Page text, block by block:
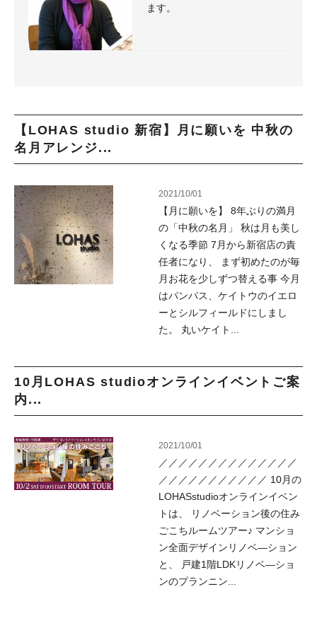
ます。
【LOHAS studio 新宿】月に願いを 中秋の
名月アレンジ...
2021/10/01
【月に願いを】 8年ぶりの満月
の「中秋の名月」 秋は月も美し
くなる季節 7月から新宿店の責
任者になり、 まず初めたのが毎
月お花を少しずつ替える事 今月
はパンパス、ケイトウのイエロ
ーとシルフィールドにしまし
た。 丸いケイト...
10月LOHAS studioオンラインイベントご案
内...
2021/10/01
／／／／／／／／／／／／／／
／／／／／／／／／／／ 10月の
LOHASstudioオンラインイベン
トは、 リノベーション後の住み
ごこちルームツアー♪ マンショ
ン全面デザインリノベ―ション
と、 戸建1階LDKリノベ―ショ
ンのプランニン...